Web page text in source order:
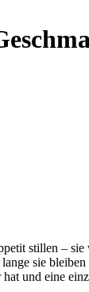
stillen –
sie
und eine